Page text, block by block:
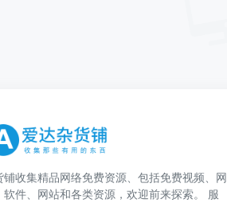
铺收集精品网络免费资源、包括免费视频、网
软件、网站和各类资源，欢迎前来探索。 服